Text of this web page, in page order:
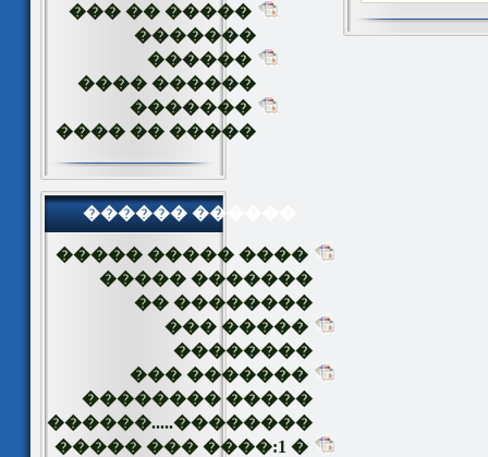
����� �� ���
�������
������
������ ����
�������
����� �� ����
������ ������
���� ����� �����
������� �����
�������� ��
����� ���
��������
������� ���
����� ��������
��������.....������
� 1:���� ��� �����